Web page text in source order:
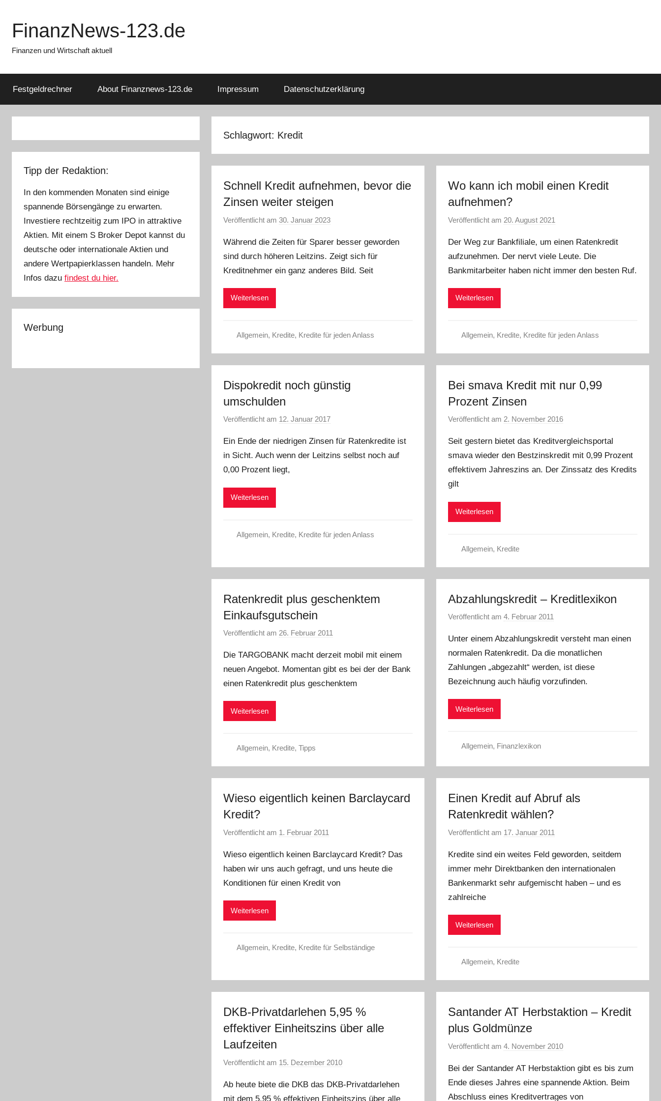
springen
FinanzNews-123.de
Finanzen und Wirtschaft aktuell
Festgeldrechner About Finanznews-123.de Impressum Datenschutzerklärung
Schlagwort: Kredit
Schnell Kredit aufnehmen, bevor die
Zinsen weiter steigen
Veröffentlicht am 30. Januar 2023v
n
a
d
Während die Zeiten für Sparer besser geworden
sind durch höheren Leitzins. Zeigt sich für
Kreditnehmer ein ganz anderes Bild. Seit
Weiterlesen
Allgemein, Kredite, Kredite für jeden Anlass
Wo kann ich mobil einen Kredit
aufnehmen?
Veröffentlicht am 20. August 2021
n
a
d
Der Weg zur Bankfiliale, um einen Ratenkredit
aufzunehmen. Der nervt viele Leute. Die
Bankmitarbeiter haben nicht immer den besten Ruf.
Weiterlesen
Allgemein, Kredite, Kredite für jeden Anlass
Dispokredit noch günstig
umschulden
Veröffentlicht am 12. Januar 2017v
n
C
Ein Ende der niedrigen Zinsen für Ratenkredite ist
in Sicht. Auch wenn der Leitzins selbst noch auf
0,00 Prozent liegt,
Weiterlesen
Allgemein, Kredite, Kredite für jeden Anlass
Bei smava Kredit mit nur 0,99
Prozent Zinsen
Veröffentlicht am 2. November 2016v
n
C
W
Seit gestern bietet das Kreditvergleichsportal
smava wieder den Bestzinskredit mit 0,99 Prozent
effektivem Jahreszins an. Der Zinssatz des Kredits
gilt
Weiterlesen
Allgemein, Kredite
Ratenkredit plus geschenktem
Einkaufsgutschein
Veröffentlicht am 26. Februar 2011
n
L
a
Die TARGOBANK macht derzeit mobil mit einem
neuen Angebot. Momentan gibt es bei der der Bank
einen Ratenkredit plus geschenktem
Weiterlesen
Allgemein, Kredite,Tipps
Abzahlungskredit – Kreditlexikon
Veröffentlicht am 4. Februar 2011
n
L
a
r
Unter einem Abzahlungskredit versteht man einen
normalen Ratenkredit. Da die monatlichen
Zahlungen „abgezahlt“ werden, ist diese
Bezeichnung auch häufig vorzufinden.
Weiterlesen
Allgemein, Finanzlexikon
Wieso eigentlich keinen Barclaycard
Kredit?
Veröffentlicht am 1. Februar 2011
n
C
h
e
Wieso eigentlich keinen Barclaycard Kredit? Das
haben wir uns auch gefragt, und uns heute die
Konditionen für einen Kredit von
Weiterlesen
Allgemein, Kredite, Kredite für Selbständige
Einen Kredit auf Abruf als
Ratenkredit wählen?
Veröffentlicht am 17. Januar 2011
n
L
a
Kredite sind ein weites Feld geworden, seitdem
immer mehr Direktbanken den internationalen
Bankenmarkt sehr aufgemischt haben – und es
zahlreiche
Weiterlesen
Allgemein, Kredite
DKB-Privatdarlehen 5,95 %
effektiver Einheitszins über alle
Laufzeiten
Veröffentlicht am 15. Dezember 2010v
n
Ab heute biete die DKB das DKB-Privatdarlehen
mit dem 5,95 % effektiven Einheitszins über alle
Santander AT Herbstaktion – Kredit
plus Goldmünze
Veröffentlicht am 4. November 2010v
n
C
h
Bei der Santander AT Herbstaktion gibt es bis zum
Ende dieses Jahres eine spannende Aktion. Beim
Abschluss eines Kreditvertrages von
Tipp der Redaktion:
In den kommenden Monaten sind einige
spannende Börsengänge zu erwarten.
Investiere rechtzeitig zum IPO in attraktive
Aktien. Mit einem S Broker Depot kannst du
deutsche oder internationale Aktien und
andere Wertpapierklassen handeln. Mehr
Infos dazu findest du hier.
Werbung